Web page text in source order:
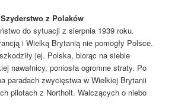
Szyderstwo z Polaków
do sytuacji z sierpnia 1939 roku.
i Wielką Brytanią nie pomogły Polsce.
jej. Polska, biorąc na siebie
nawałnicy, poniosła ogromne straty. Po
paradach zwycięstwa w Wielkiej Brytanii
pilotach z Northolt. Walczących o niebo